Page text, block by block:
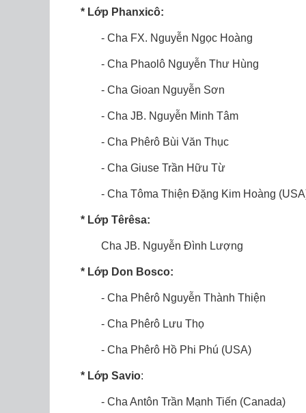
* Lớp Phanxicô:
- Cha FX. Nguyễn Ngọc Hoàng
- Cha Phaolô Nguyễn Thư Hùng
- Cha Gioan Nguyễn Sơn
- Cha JB. Nguyễn Minh Tâm
- Cha Phêrô Bùi Văn Thục
- Cha Giuse Trần Hữu Từ
- Cha Tôma Thiện Đặng Kim Hoàng
* Lớp Têrêsa:
Cha JB. Nguyễn Đình Lượng
* Lớp Don Bosco:
- Cha Phêrô Nguyễn Thành Thiện
- Cha Phêrô Lưu Thọ
- Cha Phêrô Hồ Phi Phú (USA)
* Lớp Savio:
- Cha Antôn Trần Mạnh Tiến (Canada)